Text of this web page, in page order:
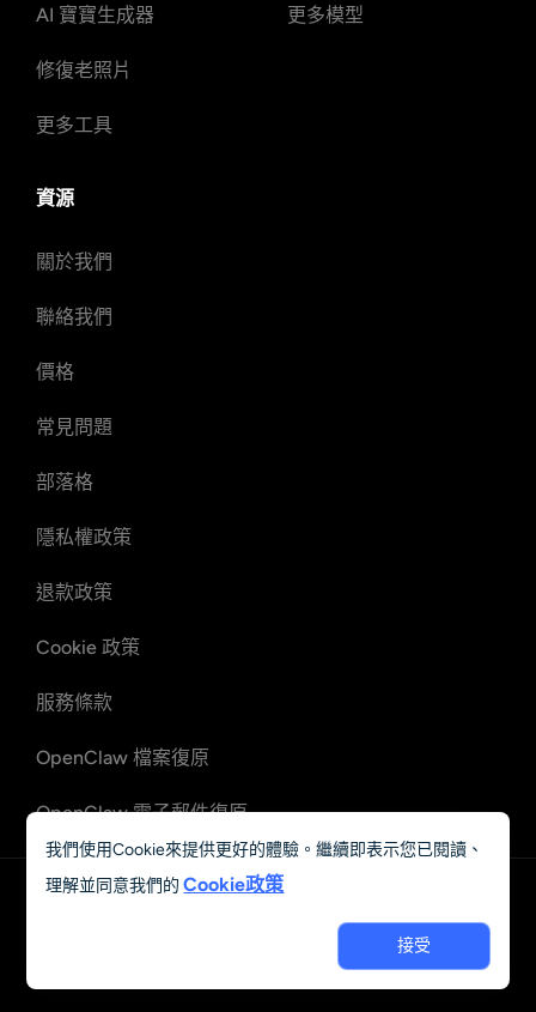
AI 寶寶生成器
修復老照片
更多工具
更多模型
資源
關於我們
聯絡我們
價格
常見問題
部落格
隱私權政策
退款政策
Cookie 政策
服務條款
OpenClaw 檔案復原
OpenClaw 電子郵件復原
© 2023 - 2026 Grand Vision Tech Software Limited. All rights
我們使用Cookie來提供更好的體驗。繼續即表示您已閱讀、
理解並同意我們的Cookie政策
接受